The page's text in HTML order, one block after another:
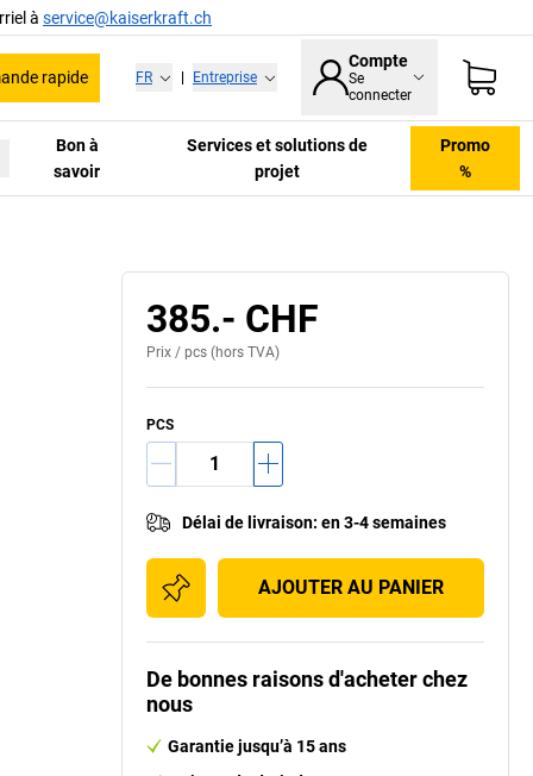
à service@kaiserkraft.ch
rapide FR Entreprise
Compte
Se
connecter
Bon à
savoir
Services et solutions de
projet
Promo
%
385.- CHF
Prix / pcs (hors TVA)
PCS
Délai de livraison: en 3-4 semaines
AJOUTER AU PANIER
De bonnes raisons d'acheter chez
nous
Garantie jusqu’à 15 ans